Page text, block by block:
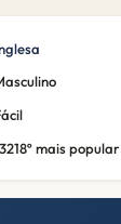
mais popular